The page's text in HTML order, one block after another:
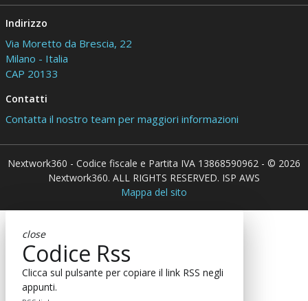
Indirizzo
Via Moretto da Brescia, 22
Milano - Italia
CAP 20133
Contatti
Contatta il nostro team per maggiori informazioni
Nextwork360 - Codice fiscale e Partita IVA 13868590962 - © 2026
Nextwork360. ALL RIGHTS RESERVED. ISP AWS
Mappa del sito
close
Codice Rss
Clicca sul pulsante per copiare il link RSS negli
appunti.